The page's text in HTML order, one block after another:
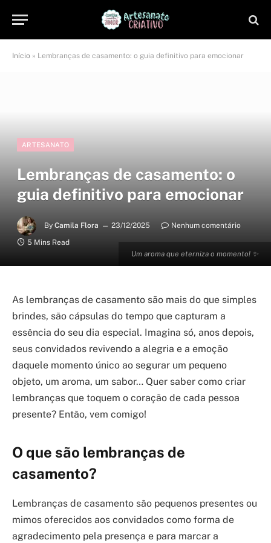
Início » Lembranças de casamento: o guia definitivo para emocionar
Um aroma que eterniza o momento! ✨
ARTESANATO
Lembranças de casamento: o
guia definitivo para emocionar
By Camila Flora 23/12/2025
Nenhum comentário
5 Mins Read
As lembranças de casamento são mais do que simples
brindes, são cápsulas do tempo que capturam a
essência do seu dia especial. Imagina só, anos depois,
seus convidados revivendo a alegria e a emoção
daquele momento único ao segurar um pequeno
objeto, um aroma, um sabor… Quer saber como criar
lembranças que toquem o coração de cada pessoa
presente? Então, vem comigo!
O que são lembranças de
casamento?
Lembranças de casamento são pequenos presentes ou
mimos oferecidos aos convidados como forma de
agradecimento pela presença e para marcar a